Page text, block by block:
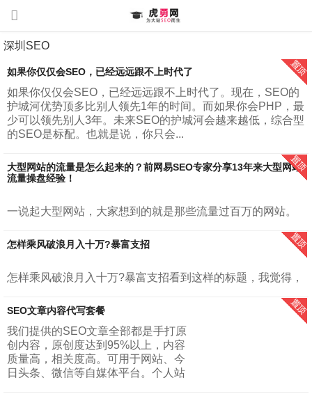
深圳SEO
如果你仅仅会SEO，已经远远跟不上时代了
如果你仅仅会SEO，已经远远跟不上时代了。现在，SEO的
护城河优势顶多比别人领先1年的时间。而如果你会PHP，最
少可以领先别人3年。未来SEO的护城河会越来越低，综合型
的SEO是标配。也就是说，你只会...
大型网站的流量是怎么起来的？前网易SEO专家分享13年来大型网站
流量操盘经验！
一说起大型网站，大家想到的就是那些流量过百万的网站。
码：大型网站百万流量运营之道》里面对大型网站进行了定
义。”大型网站，指的是每月日均访问...
怎样乘风破浪月入十万?暴富支招
怎样乘风破浪月入十万?暴富支招看到这样的标题，我觉得，
富来自长久的积累。所谓量变才会有质变。大部分人最容易
被这些月入十万，一夜暴富这种标题党所吸引...
SEO文章内容代写套餐
我们提供的SEO文章全部都是手打原
创内容，原创度达到95%以上，内容
质量高，相关度高。可用于网站、今
日头条、微信等自媒体平台。个人站